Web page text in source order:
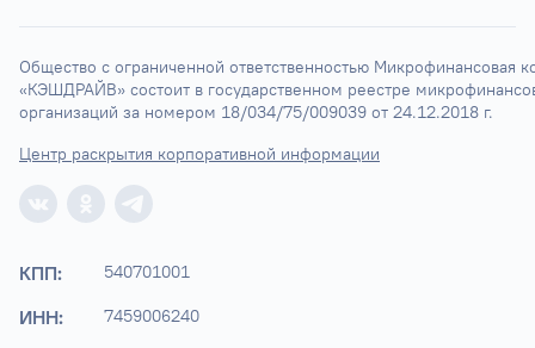
Общество с ограниченной ответственностью Микрофинансовая
«КЭШДРАЙВ» состоит в государственном реестре
организаций за номером 18/034/75/009039 от 24.12.2018 г.
Центр раскрытия корпоративной информации
КПП: 540701001
ИНН: 7459006240